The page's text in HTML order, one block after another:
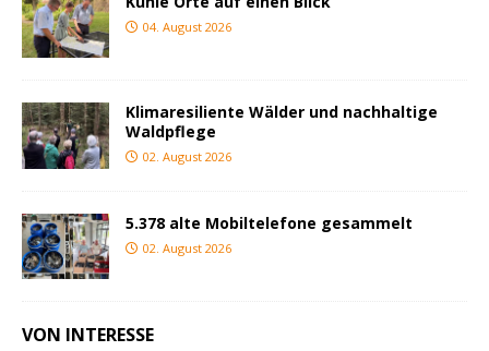
04. August 2026
Klimaresiliente Wälder und nachhaltige
Waldpflege
02. August 2026
5.378 alte Mobiltelefone gesammelt
02. August 2026
VON INTERESSE